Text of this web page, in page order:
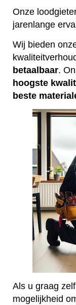
Onze
jarenlange
Wij bieden
betaalbaar.
hoogste
beste
Als u graag
mogelijkheid